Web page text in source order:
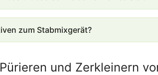
zum Stabmixgerät?
und Zerkleinern